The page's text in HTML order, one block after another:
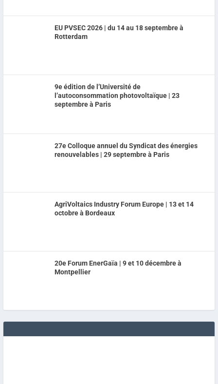
EU PVSEC 2026 | du 14 au 18 septembre à
Rotterdam
9e édition de l’Université de
l’autoconsommation photovoltaïque | 23
septembre à Paris
27e Colloque annuel du Syndicat des énergies
renouvelables | 29 septembre à Paris
AgriVoltaics Industry Forum Europe | 13 et 14
octobre à Bordeaux
20e Forum EnerGaïa | 9 et 10 décembre à
Montpellier